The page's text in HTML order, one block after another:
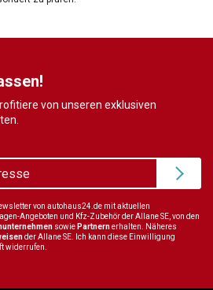
von unseren exklusiven
von autohaus24.de mit aktuellen
Angeboten und Kfz-Zubehör der Allane SE, von den
sowie Partnernerhalten. Näheres
der Allane SE. Ich kann diese Einwilligung
widerrufen.